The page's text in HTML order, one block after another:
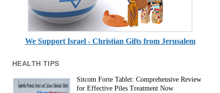
We Support Israel - Christian Gifts from Jerusalem
HEALTH TIPS
Sitcom Forte Tablet: Comprehensive Review
for Effective Piles Treatment Now